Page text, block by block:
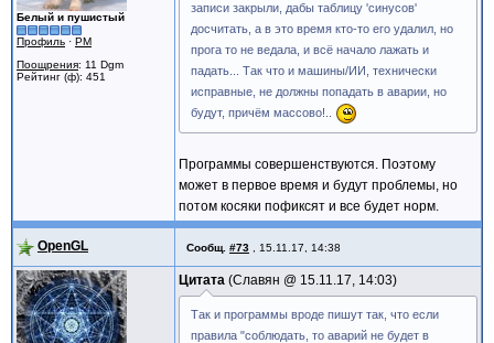
Белый и пушистый
Профиль · PM
Поощрения: 11 Dgm
Рейтинг (ф): 451
записи закрыли, дабы таблицу 'синусов'
досчитать, а в это время кто-то его удалил, но
прога то не ведала, и всё начало лажать и
падать... Так что и машины/ИИ, технически
исправные, не должны попадать в аварии, но
будут, причём массово!..
Программы совершенствуются. Поэтому
может в первое время и будут проблемы, но
потом косяки пофиксят и все будет норм.
OpenGL Сообщ. #73 15.11.17, 14:38
Цитата Славян @ 15.11.17, 14:03
Так и программы вроде пишут так, что если
правила "соблюдать, то аварий не будет в